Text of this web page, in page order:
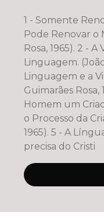
1 - Somente
Pode Renovar o
Rosa, 1965). 2 - A Vida Toma Forma na
Linguagem. (João
Linguagem e a
Guimarães Rosa, 1965). 4 - A Linguagem faz do
Homem um
o Processo da
1965). 5 - A Língua tem seus mistérios e
precisa do Cristi